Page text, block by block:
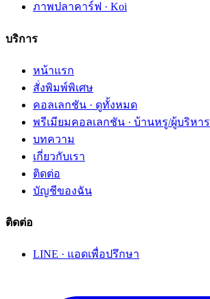
ภาพปลาคาร์ฟ · Koi
บริการ
หน้าแรก
สั่งพิมพ์พิเศษ
คอลเลกชัน · ดูทั้งหมด
พรีเมียมคอลเลกชัน · บ้านหรู/ผู้บริหาร
บทความ
เกี่ยวกับเรา
ติดต่อ
บัญชีของฉัน
ติดต่อ
LINE · แอดเพื่อปรึกษา